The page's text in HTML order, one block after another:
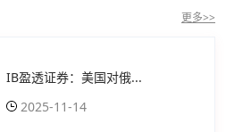
更多>>
IB盈透证券：美国对俄...
2025-11-14